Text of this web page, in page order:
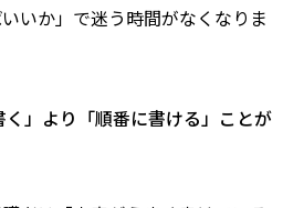
いか」で迷う時間がなくなりま
」より「順番に書ける」ことが